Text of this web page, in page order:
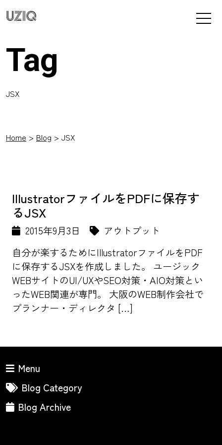
UZIQ
Tag
JSX
Home Blog JSX
IllustratorファイルをPDFに保存す
るJSX
2015年9月3日
アウトプット
自分が楽するためにIllustratorファイルをPDF
に保存するJSXを作成しました。 ユージック
WEBサイトのUI/UXやSEO対策・AIO対策とい
ったWEB関連が専門。 大阪のWEB制作会社で
プランナー・ディレクタ […]
Menu
Blog Category
Blog Archive